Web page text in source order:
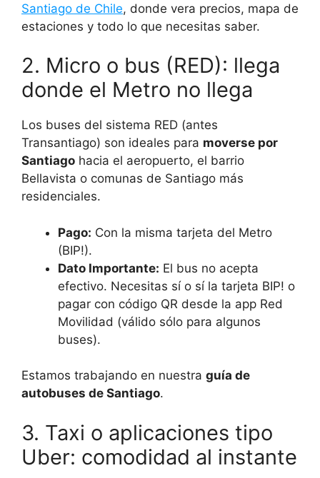
Santiago de Chile, donde vera precios, mapa de
estaciones y todo lo que necesitas saber.
2. Micro o bus (RED): llega
donde el Metro no llega
Los buses del sistema RED (antes
Transantiago) son ideales para moverse por
Santiago hacia el aeropuerto, el barrio
Bellavista o comunas de Santiago más
residenciales.
Pago: Con la misma tarjeta del Metro
(BIP!).
Dato Importante: El bus no acepta
efectivo. Necesitas sí o sí la tarjeta BIP! o
pagar con código QR desde la app Red
Movilidad (válido sólo para algunos
buses).
Estamos trabajando en nuestra guía de
autobuses de Santiago.
3. Taxi o aplicaciones tipo
Uber: comodidad al instante